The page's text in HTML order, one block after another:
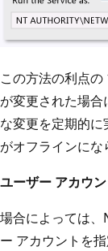
この方法の利点
が変更された場合
な変更を定期的
がオフラインにな
ユーザー アカウン
場合によっては、
ー アカウントを